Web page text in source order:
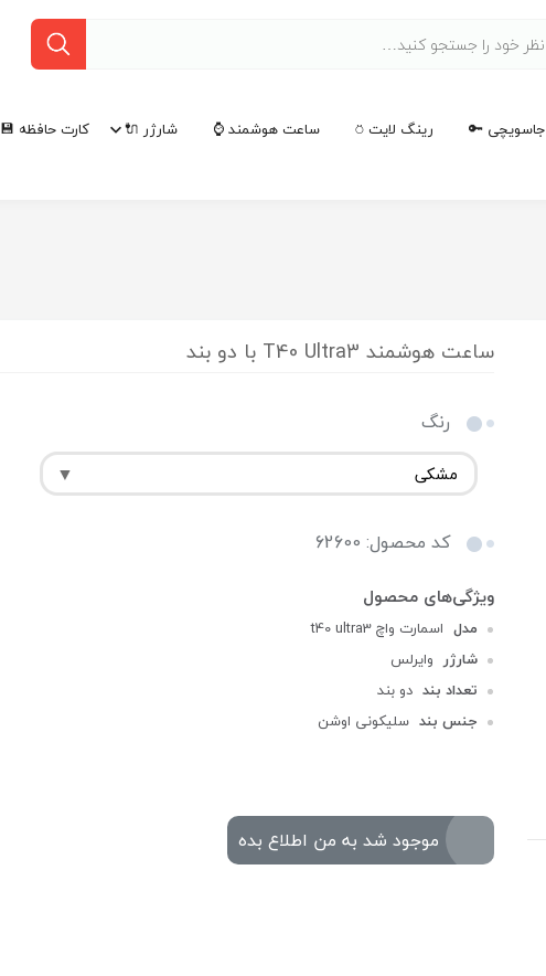
جاسویچی 🔑 رینگ لایت ⍥ ساعت هوشمند ⌚ شارژر 🔌 کارت حافظه 💾
ساعت هوشمند T40 Ultra3 با دو بند
رنگ
کد محصول: 62600
مدل اسمارت واچ t40 ultra3
شارژر وایرلس
تعداد بند دو بند
جنس بند سلیکونی اوشن
موجود شد به من اطلاع بده